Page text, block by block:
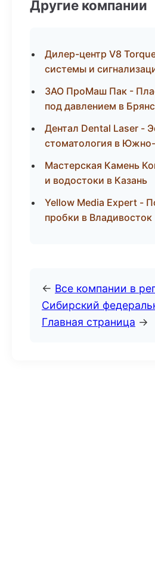
Другие компании
Дилер-центр V8
системы и
ЗАО ПроМаш Пак -
под давлением в
Дентал Dental Laser -
стоматология в
Мастерская Камень
и водостоки в Казань
Yellow Media Expert -
пробки в Владивосток
← Все компании в
Сибирский
Главная страница →